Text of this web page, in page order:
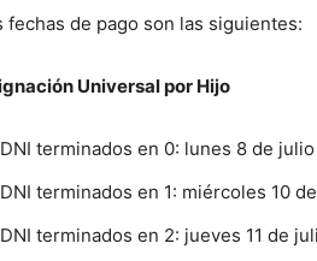
fechas de pago son las siguientes:
Universal por Hijo
DNI terminados en 0: lunes 8 de julio
DNI terminados en 1: miércoles 10
DNI terminados en 2: jueves 11 de